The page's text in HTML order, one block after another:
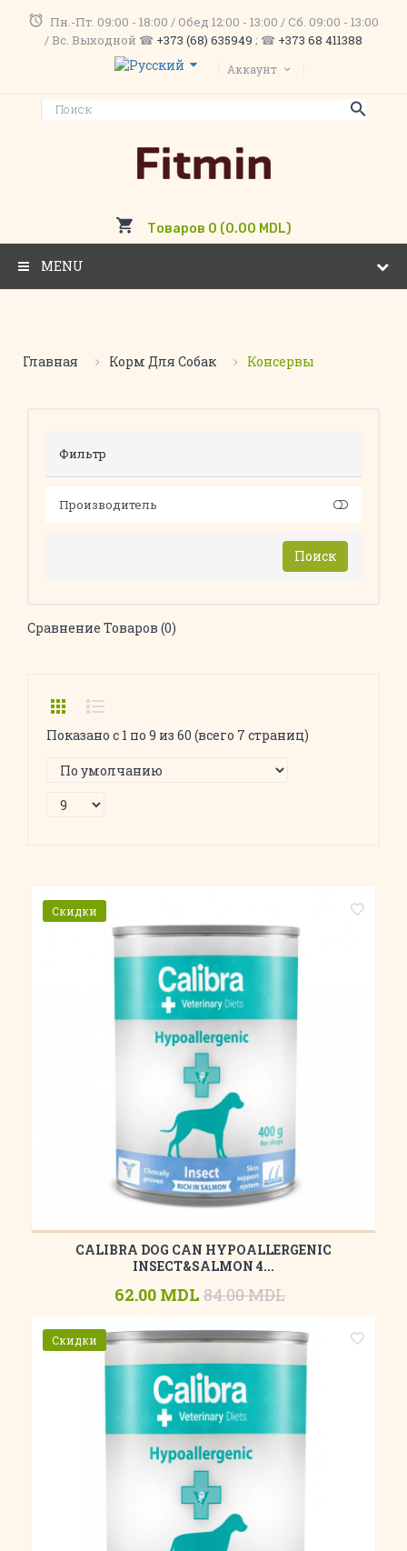
Пн.-Пт. 09:00 - 18:00 / Обед 12:00 - 13:00 / Сб. 09:00 - 13:00
/ Вс. Выходной ☎ +373 (68) 635949 ; ☎ +373 68 411388
Аккаунт
Товаров 0 (0.00 MDL)
MENU
Главная Корм Для Собак Консервы
Фильтр
Производитель
Поиск
Сравнение Товаров (0)
Показано с 1 по 9 из 60 (всего 7 страниц)
Скидки
CALIBRA DOG CAN HYPOALLERGENIC
INSECT&SALMON 4...
62.00 MDL 84.00 MDL
Скидки